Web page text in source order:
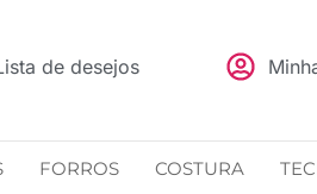
de desejos
FORROS COSTURA